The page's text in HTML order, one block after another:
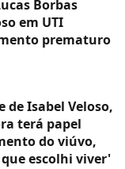
Borbas
em UTI
prematuro
de Isabel Veloso,
terá papel
do viúvo,
que escolhi viver'